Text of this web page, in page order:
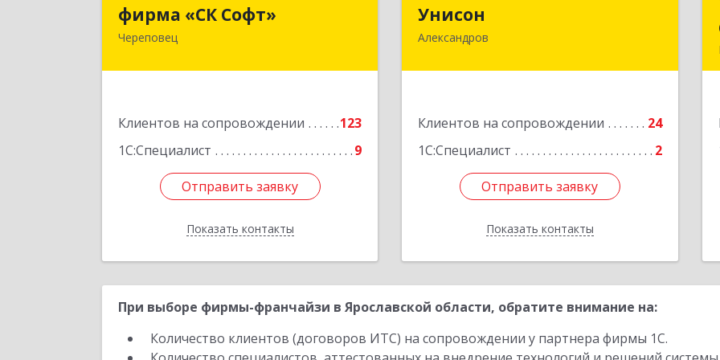
фирма «СК Софт»
Череповец
Клиентов на сопровождении
123
1С:Специалист
9
Отправить заявку
Показать контакты
162612, Вологодская обл, г.о. город
Подробнее
Отправить заявку
Назад
Унисон
Александров
Клиентов на сопровождении
24
1С:Специалист
2
Отправить заявку
Показать контакты
Отправить заявку
Назад
При выборе фирмы-франчайзи в Ярославской области, обратите внимание на:
Количество клиентов (договоров ИТС) на сопровождении у партнера фирмы 1С.